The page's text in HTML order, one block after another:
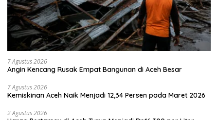
7 Agustus 2026
Angin Kencang Rusak Empat Bangunan di Aceh Besar
7 Agustus 2026
Kemiskinan Aceh Naik Menjadi 12,34 Persen pada Maret 2026
2 Agustus 2026